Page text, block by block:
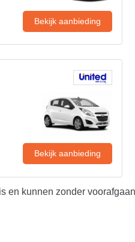
Bekijk aanbieding
Bekijk aanbieding
en kunnen zonder